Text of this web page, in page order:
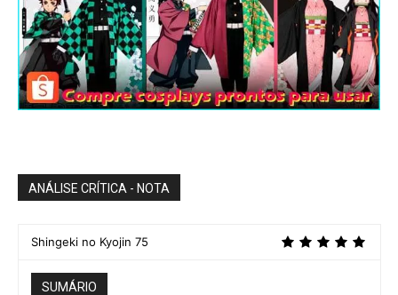
ANÁLISE CRÍTICA - NOTA
Shingeki no Kyojin 75
SUMÁRIO